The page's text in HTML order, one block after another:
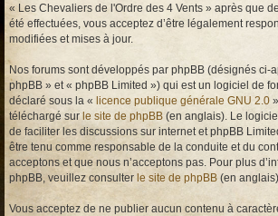
« Les Chevaliers de l'Ordre des 4 Vents » après que
été effectuées, vous acceptez d’être légalement
modifiées et mises à jour.
Nos forums sont développés par phpBB (désignés ci-
phpBB » et « phpBB Limited ») qui est un logiciel de
déclaré sous la « licence publique générale GNU 2.0
téléchargé sur le site de phpBB (en anglais). Le
de faciliter les discussions sur internet et phpBB
être tenu comme responsable de la conduite et du
acceptons et que nous n’acceptons pas. Pour plus
phpBB, veuillez consulter le site de phpBB (en anglais).
Vous acceptez de ne publier aucun contenu à